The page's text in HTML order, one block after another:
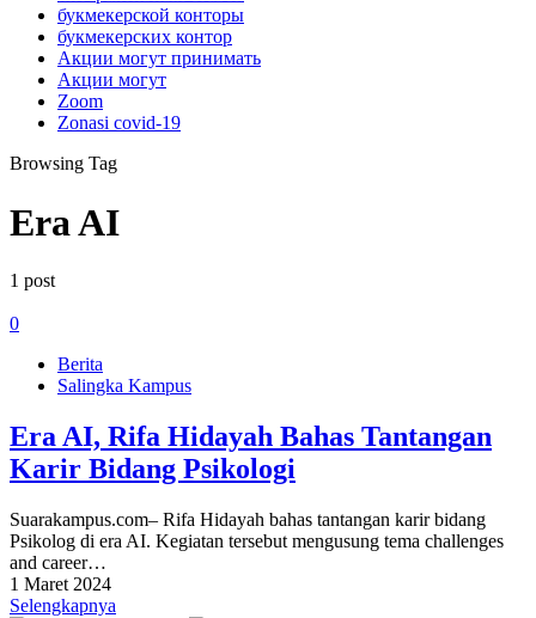
букмекерской конторы
букмекерских контор
Акции могут принимать
Акции могут
Zoom
Zonasi covid-19
Browsing Tag
Era AI
1 post
0
Berita
Salingka Kampus
Era AI, Rifa Hidayah Bahas Tantangan
Karir Bidang Psikologi
Suarakampus.com– Rifa Hidayah bahas tantangan karir bidang
Psikolog di era AI. Kegiatan tersebut mengusung tema challenges
and career…
1 Maret 2024
Selengkapnya